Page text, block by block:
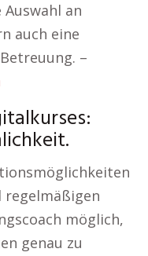
an
auch eine
–
regelmäßigen
möglich,
genau zu